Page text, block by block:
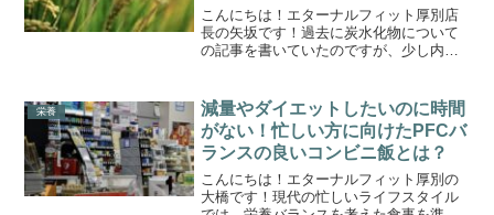
こんにちは！エターナルフィット厚別店
長の矢坂です！過去に炭水化物について
の記事を書いていたのですが、少し内容
や糖質について書いている記事を読み進
めていただくとより腑に落...
栄養
減量やダイエットしたいのに時間
がない！忙しい方に向けたPFCバ
ランスの良いコンビニ飯とは？
こんにちは！エターナルフィット厚別の
大橋です！現代の忙しいライフスタイル